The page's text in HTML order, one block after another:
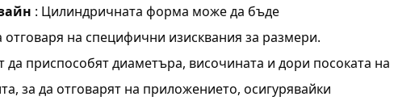
: Цилиндричната форма може да бъде
отговаря на специфични изисквания за размери.
да приспособят диаметъра, височината и дори посоката на
за да отговарят на приложението, осигурявайки